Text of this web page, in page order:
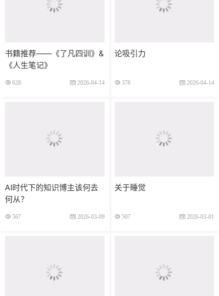
书籍推荐——《了凡四训》&
《人生笔记》
628 2026-04-14
论吸引力
378 2026-04-14
AI时代下的知识博主该何去
何从？
567 2026-03-09
关于睡觉
507 2026-03-01